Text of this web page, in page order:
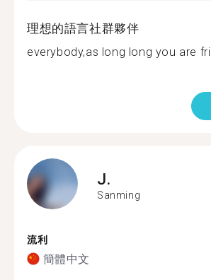
理想的語言社群夥伴
everybody,as long long you are
J.
Sanming
流利
簡體中文